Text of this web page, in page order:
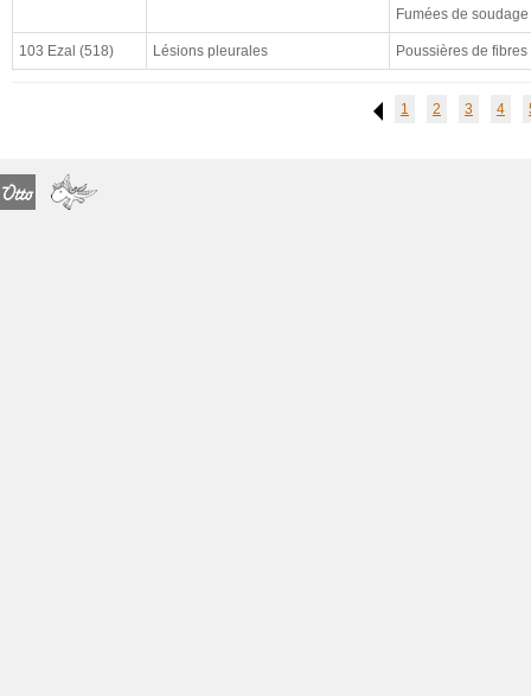
Fumées de
103 Ezal (518) Lésions pleurales Poussières de
Previous
1 2 3 4